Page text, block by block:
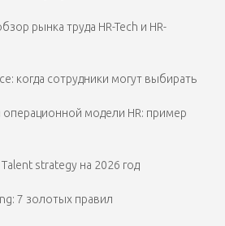
рынка труда HR-Tech и HR-
когда сотрудники могут выбирать
модели HR: пример
strategy на 2026 год
7 золотых правил